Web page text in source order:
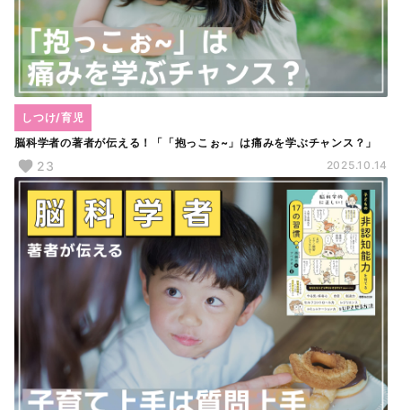
脳科学者の著者が伝える！「「抱っこぉ~」は痛みを学ぶチャンス？」
しつけ/育児
23 2025.10.14